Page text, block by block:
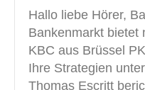
Hallo liebe Hörer,
Bankenmarkt bietet
KBC aus Brüssel
Ihre Strategien
Thomas Escritt